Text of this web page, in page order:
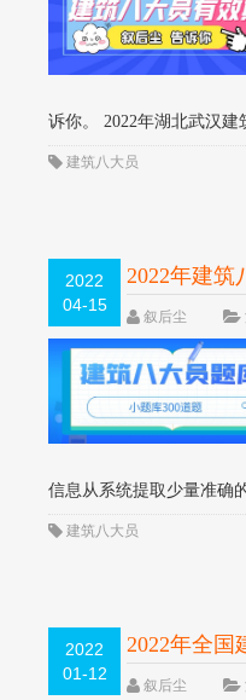
诉你。 2022年湖北武汉
建筑八大员
2022
04-15
2022年建筑
叙后尘
信息从系统提取少量准确
建筑八大员
2022
01-12
2022年全国
叙后尘